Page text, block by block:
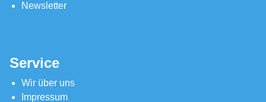
Newsletter
Service
Wir über uns
Impressum